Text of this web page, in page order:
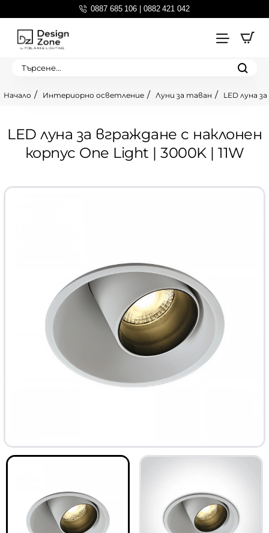
0887 685 106 | 0882 421 042
Търсене...
LED луна за вграждане с наклонен
корпус One Light | 3000K | 11W
Интериорно осветление Луни за таван LED луна
ТОП -33%